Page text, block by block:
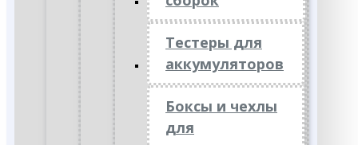
Тестеры для
аккумуляторов
Боксы и чехлы
для